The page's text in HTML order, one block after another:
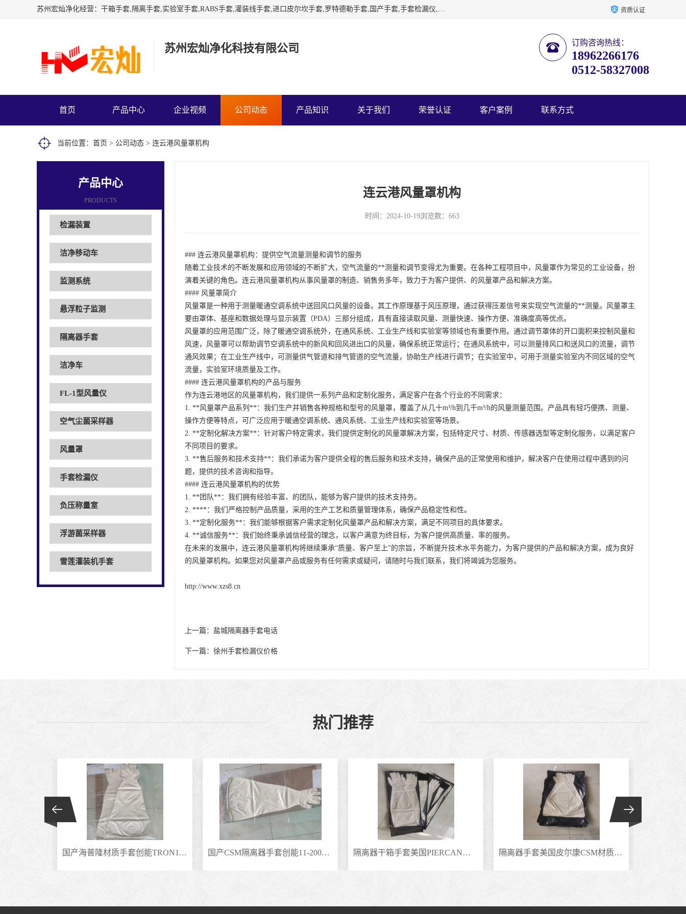
苏州宏灿净化经营：干箱手套,隔离手套,实验室手套,RABS手套,灌装线手套,进口皮尔坎手套,罗特德勒手套,国产手套,手套检漏仪,负压称量罩,传递窗,层流小车霍尼韦尔诺斯CSM隔离器干箱手套，负压称量室，皮尔坎海普隆氯磺化聚乙烯手套，雪莲灌装机手套，罗特得勒手套箱手套，欧菲姆干雾灭菌消毒机，国产TRONPOWER创能隔离器手套，激光尘埃粒子计数器，浮游菌采样器,风量罩，手套检漏仪 资质认证
苏州宏灿净化科技有限公司 订购咨询热线：
18962266176
0512-58327008
首页 产品中心 企业视频 公司动态 产品知识 关于我们 荣誉认证 客户案例 联系方式
当前位置： 首页 > 公司动态 > 连云港风量罩机构
产品中心
PRODUCTS
检漏装置
洁净移动车
监测系统
悬浮粒子监测
隔离器手套
洁净车
FL-1型风量仪
空气尘菌采样器
风量罩
手套检漏仪
负压称量室
浮游菌采样器
雪莲灌装机手套
连云港风量罩机构
时间：2024-10-19浏览数：663
### 连云港风量罩机构：提供空气流量测量和调节的服务
随着工业技术的不断发展和应用领域的不断扩大，空气流量的**测量和调节变得尤为重要。在各种工程项目中，风量罩作为常见的工业设备，扮
演着关键的角色。连云港风量罩机构从事风量罩的制造、销售务多年，致力于为客户提供、的风量罩产品和解决方案。
#### 风量罩简介
风量罩是一种用于测量暖通空调系统中送回风口风量的设备。其工作原理基于风压原理，通过获得压差信号来实现空气流量的**测量。风量罩主
要由罩体、基座和数据处理与显示装置（PDA）三部分组成，具有直接读取风量、测量快速、操作方便、准确度高等优点。
风量罩的应用范围广泛，除了暖通空调系统外，在通风系统、工业生产线和实验室等领域也有重要作用。通过调节罩体的开口面积来控制风量和
风速，风量罩可以帮助调节空调系统中的新风和回风进出口的风量，确保系统正常运行；在通风系统中，可以测量排风口和送风口的流量，调节
通风效果；在工业生产线中，可测量供气管道和排气管道的空气流量，协助生产线进行调节；在实验室中，可用于测量实验室内不同区域的空气
流量，实验室环境质量及工作。
#### 连云港风量罩机构的产品与服务
作为连云港地区的风量罩机构，我们提供一系列产品和定制化服务，满足客户在各个行业的不同需求：
1. **风量罩产品系列**：我们生产并销售各种规格和型号的风量罩，覆盖了从几十m³/h到几千m³/h的风量测量范围。产品具有轻巧便携、测量、
操作方便等特点，可广泛应用于暖通空调系统、通风系统、工业生产线和实验室等场景。
2. **定制化解决方案**：针对客户特定需求，我们提供定制化的风量罩解决方案，包括特定尺寸、材质、传感器选型等定制化服务，以满足客户
不同项目的要求。
3. **售后服务和技术支持**：我们承诺为客户提供全程的售后服务和技术支持，确保产品的正常使用和维护，解决客户在使用过程中遇到的问
题，提供的技术咨询和指导。
#### 连云港风量罩机构的优势
1. **团队**：我们拥有经验丰富、的团队，能够为客户提供的技术支持务。
2. ****：我们严格控制产品质量，采用的生产工艺和质量管理体系，确保产品稳定性和性。
3. **定制化服务**：我们能够根据客户需求定制化风量罩产品和解决方案，满足不同项目的具体要求。
4. **诚信服务**：我们始终秉承诚信经营的理念，以客户满意为终目标，为客户提供高质量、率的服务。
在未来的发展中，连云港风量罩机构将继续秉承“质量、客户至上”的宗旨，不断提升技术水平务能力，为客户提供的产品和解决方案，成为良好
的风量罩机构。如果您对风量罩产品或服务有任何需求或疑问，请随时与我们联系，我们将竭诚为您服务。
http://www.xzs8.cn
上一篇： 盐城隔离器手套电话
下一篇： 徐州手套检漏仪价格
热门推荐
国产海普隆材质手套创能TRON11-204替代霍尼伟尔诺斯8Y1532隔离器手套 国产CSM隔离器手套创能11-200替代霍尼伟尔手套海普隆材质手套TRONPOWER长臂手套 隔离器干箱手套美国PIERCAN皮尔坎 CSM氯磺化聚乙烯合成橡胶手套8Y1532 隔离器手套美国皮尔康CSM材质耐撕裂干箱手套防蒸汽气体7Y1532-9.7